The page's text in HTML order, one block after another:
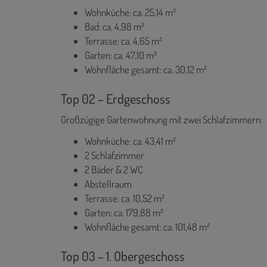
Wohnküche: ca. 25,14 m²
Bad: ca. 4,98 m²
Terrasse: ca. 4,65 m²
Garten: ca. 47,10 m²
Wohnfläche gesamt: ca. 30,12 m²
Top 02 – Erdgeschoss
Großzügige Gartenwohnung mit zwei Schlafzimmern:
Wohnküche: ca. 43,41 m²
2 Schlafzimmer
2 Bäder & 2 WC
Abstellraum
Terrasse: ca. 10,52 m²
Garten: ca. 179,88 m²
Wohnfläche gesamt: ca. 101,48 m²
Top 03 – 1. Obergeschoss